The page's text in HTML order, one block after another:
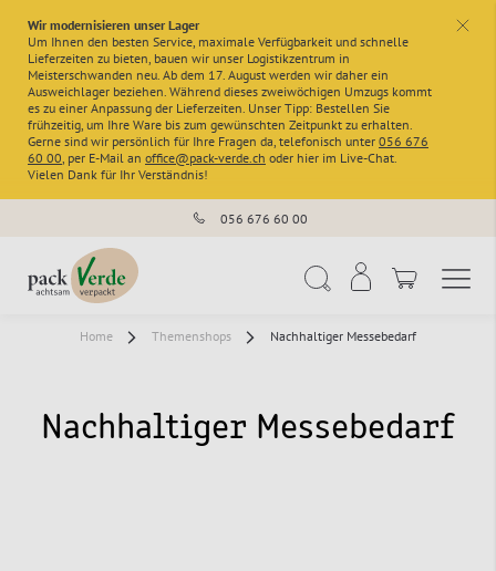
x
Wir modernisieren unser Lager
Um Ihnen den besten Service, maximale Verfügbarkeit und schnelle
Lieferzeiten zu bieten, bauen wir unser Logistikzentrum in
Meisterschwanden neu. Ab dem 17. August werden wir daher ein
Ausweichlager beziehen. Während dieses zweiwöchigen Umzugs kommt
es zu einer Anpassung der Lieferzeiten. Unser Tipp: Bestellen Sie
frühzeitig, um Ihre Ware bis zum gewünschten Zeitpunkt zu erhalten.
Gerne sind wir persönlich für Ihre Fragen da, telefonisch unter 056 676
60 00, per E-Mail an office@pack-verde.ch oder hier im Live-Chat.
Vielen Dank für Ihr Verständnis!
056 676 60 00
Home Themenshops Nachhaltiger Messebedarf
Nachhaltiger Messebedarf